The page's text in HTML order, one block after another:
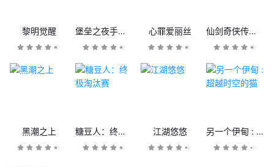
黎明觉醒 堡垒之夜手机版 心罪爱丽丝 仙剑奇侠传九野
黑潮之上 糖豆人：终极淘汰赛 江湖悠悠 另一个伊甸 : 超越时空的猫